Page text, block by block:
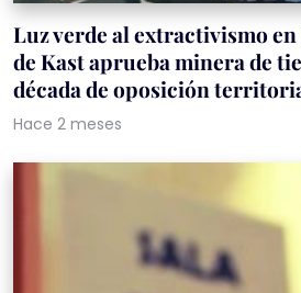
Luz verde al extractivismo
de Kast aprueba minera de
década de oposición
Hace 2 meses